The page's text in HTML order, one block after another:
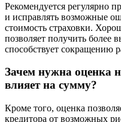
Рекомендуется регулярно
и исправлять возможные
стоимость страховки.
позволяет получить более
способствует сокращению
Зачем нужна оценка
влияет на сумму?
Кроме того, оценка
кредитора от возможных